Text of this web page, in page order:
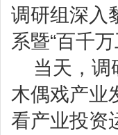
调研组深入
系暨“百千
当天，调
木偶戏产业
看产业投资